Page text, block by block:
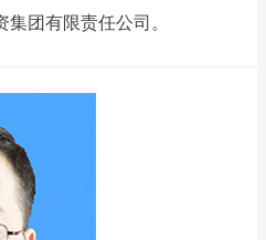
团有限责任公司。